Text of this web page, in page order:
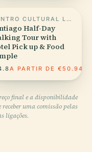
CENTRO CULTURAL LA MONEDA
Half-Day
Tour with
Pick up & Food
A PARTIR DE €50.94
final e a disponibilidade
uma comissão pelas
ligações.